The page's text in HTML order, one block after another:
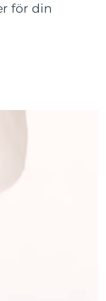
för din